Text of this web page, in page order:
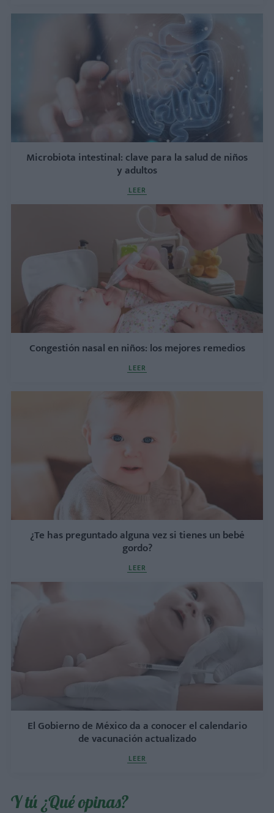
Microbiota intestinal: clave para la salud de niños
y adultos
LEER
Congestión nasal en niños: los mejores remedios
LEER
¿Te has preguntado alguna vez si tienes un bebé
gordo?
LEER
El Gobierno de México da a conocer el calendario
de vacunación actualizado
LEER
Y tú ¿Qué opinas?